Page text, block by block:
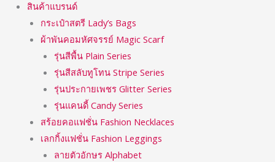
สินค้าแบรนด์
กระเป๋าสตรี Lady’s Bags
ผ้าพันคอมหัศจรรย์ Magic Scarf
รุ่นสีพื้น Plain Series
รุ่นสีสลับทูโทน Stripe Series
รุ่นประกายเพชร Glitter Series
รุ่นแคนดี้ Candy Series
สร้อยคอแฟชั่น Fashion Necklaces
เลกกิ้งแฟชั่น Fashion Leggings
ลายตัวอักษร Alphabet